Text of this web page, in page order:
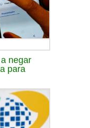
negar
para